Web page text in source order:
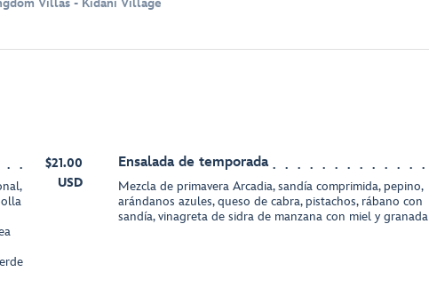
Villas - Kidani Village
$21.00
USD
Ensalada de temporada
Mezcla de primavera Arcadia, sandía comprimida, pepino,
arándanos azules, queso de cabra, pistachos, rábano con
sandía, vinagreta de sidra de manzana con miel y granada